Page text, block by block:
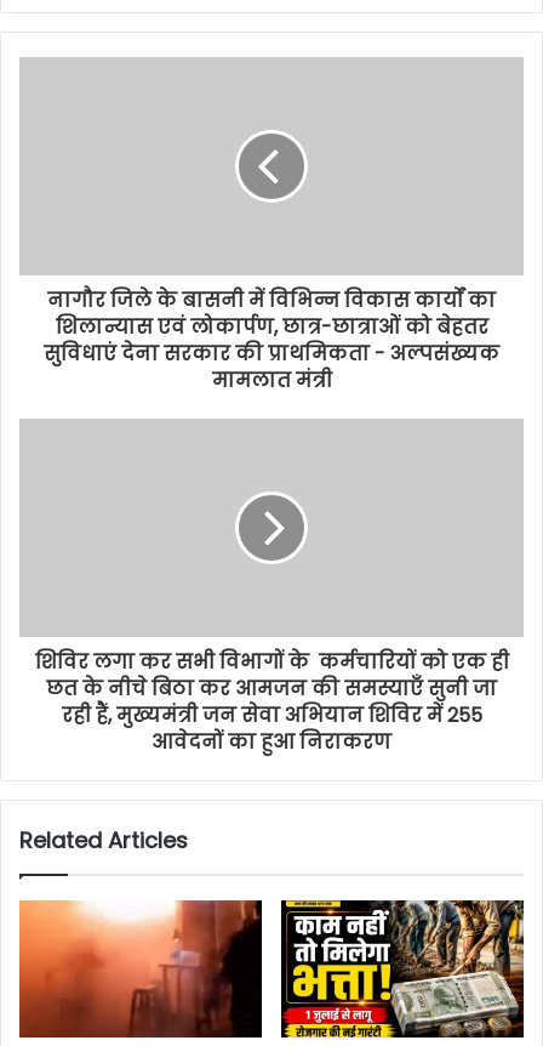
नागौर जिले के बासनी में विभिन्न विकास कार्यों का
शिलान्यास एवं लोकार्पण, छात्र-छात्राओं को बेहतर
सुविधाएं देना सरकार की प्राथमिकता - अल्पसंख्यक
मामलात मंत्री
शिविर लगा कर सभी विभागों के कर्मचारियों को एक ही
छत के नीचे बिठा कर आमजन की समस्याएँ सुनी जा
रही हैं, मुख्यमंत्री जन सेवा अभियान शिविर में 255
आवेदनों का हुआ निराकरण
Related Articles